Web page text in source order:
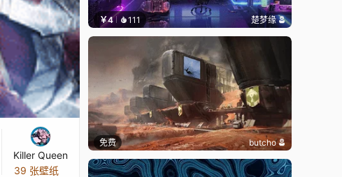
Killer Queen
39 张壁纸
￥4 111 楚梦缘
免费 butcho